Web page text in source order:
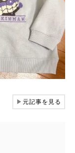
▶元記事を見る